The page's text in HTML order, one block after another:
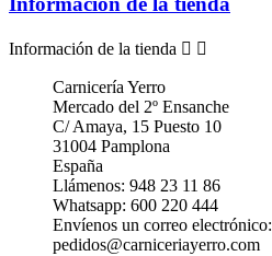
Información de la tienda  
Carnicería Yerro
Mercado del 2º Ensanche
C/ Amaya, 15 Puesto 10
31004 Pamplona
España
Llámenos: 948 23 11 86
Whatsapp: 600 220 444
Envíenos un correo electrónico:
pedidos@carniceriayerro.com